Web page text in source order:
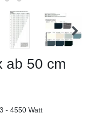
ab 50 cm
- 4550 Watt